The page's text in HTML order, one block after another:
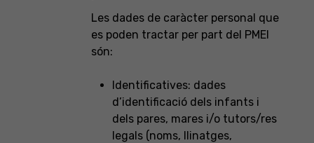
Les dades de caràcter personal que
es poden tractar per part del PMEI
són:
Identificatives: dades
d’identificació dels infants i
dels pares, mares i/o tutors/res
legals (noms, llinatges,